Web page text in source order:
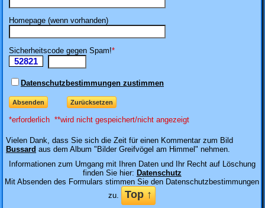
Homepage (wenn vorhanden)
Sicherheitscode gegen Spam!*
52821
Datenschutzbestimmungen zustimmen
*erforderlich **wird nicht gespeichert/nicht angezeigt
Vielen Dank, dass Sie sich die Zeit für einen Kommentar zum Bild
Bussard aus dem Album "Bilder Greifvögel am Himmel" nehmen.
Informationen zum Umgang mit Ihren Daten und Ihr Recht auf Löschung
finden Sie hier: Datenschutz
Mit Absenden des Formulars stimmen Sie den Datenschutzbestimmungen
zu.
Top ↑